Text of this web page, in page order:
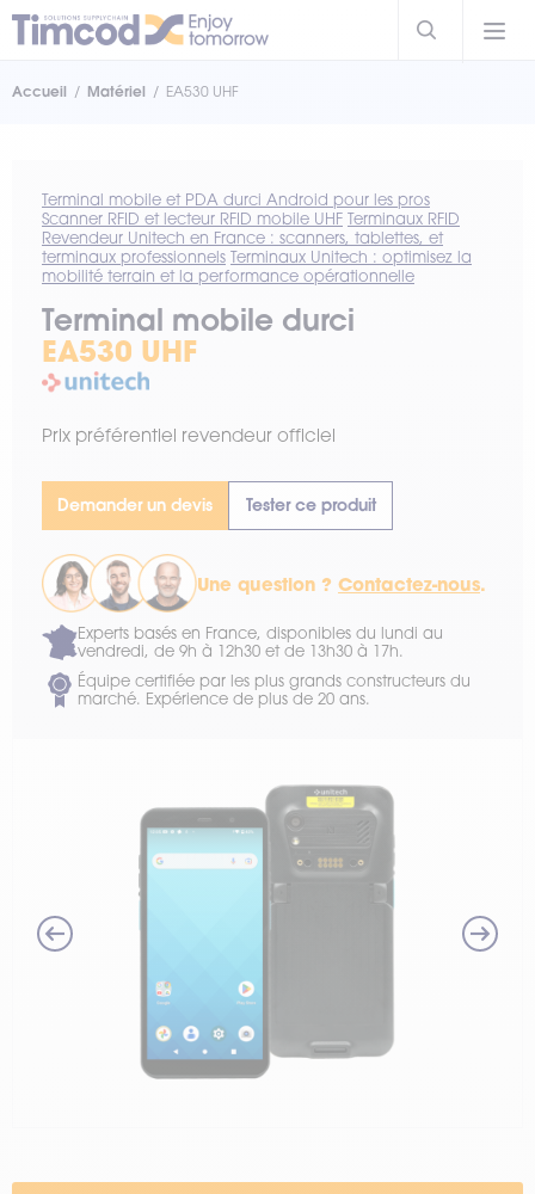
Accueil Matériel EA530 UHF
Terminal mobile et PDA durci Android pour les pros
Scanner RFID et lecteur RFID mobile UHF Terminaux RFID
Revendeur Unitech en France : scanners, tablettes, et
terminaux professionnels Terminaux Unitech : optimisez la
mobilité terrain et la performance opérationnelle
Terminal mobile durci
EA530 UHF
Prix préférentiel revendeur officiel
Demander un devis Tester ce produit
Une question ? Contactez-nous.
Experts basés en France, disponibles du lundi au
vendredi, de 9h à 12h30 et de 13h30 à 17h.
Équipe certifiée par les plus grands constructeurs du
marché. Expérience de plus de 20 ans.